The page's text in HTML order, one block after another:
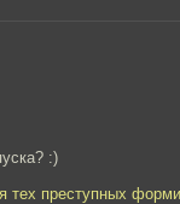
:)
тех преступных